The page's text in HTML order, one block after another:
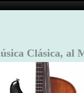
Clásica, al